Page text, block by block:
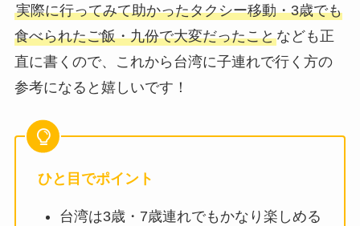
実際に行ってみて助かったタクシー移動・3歳でも
食べられたご飯・九份で大変だったことなども正
直に書くので、これから台湾に子連れで行く方の
参考になると嬉しいです！
ひと目でポイント
台湾は3歳・7歳連れでもかなり楽しめる